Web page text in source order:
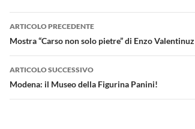
Navigazione
articolo
ARTICOLO PRECEDENTE
Mostra “Carso non solo pietre” di Enzo Valentinuz
ARTICOLO SUCCESSIVO
Modena: il Museo della Figurina Panini!